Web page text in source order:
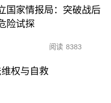
国家情报局：突破战后
险试探
阅读 8383
权与自救